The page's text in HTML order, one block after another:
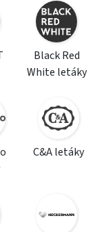
Black Red
White letáky
C&A letáky